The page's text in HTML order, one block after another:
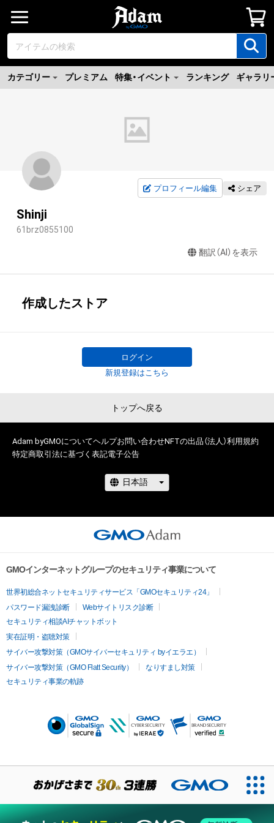
カテゴリー プレミアム 特集・イベント ランキング ギャラリ
プロフィール編集 シェア
Shinji
61brz0855100
翻訳（AI）を表示
作成したストア
ログイン
新規登録はこちら
トップへ戻る
Adam byGMOについてヘルプお問い合わせNFTの出品（法人）利用規約
特定商取引法に基づく表記電子公告
GMOインターネットグループのセキュリティ事業について
世界初総合ネットセキュリティサービス「GMOセキュリティ24」
パスワード漏洩診断
Webサイトリスク診断
セキュリティ相談AIチャットボット
実在証明・盗聴対策
サイバー攻撃対策（GMOサイバーセキュリティ byイエラエ）
サイバー攻撃対策（GMO Flatt Security）
なりすまし対策
セキュリティ事業の軌跡